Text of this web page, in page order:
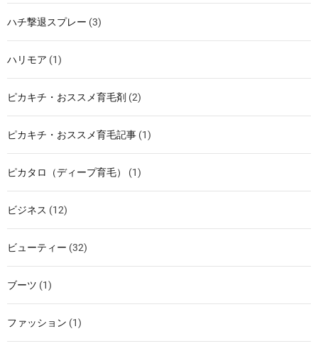
ハチ撃退スプレー (3)
ハリモア (1)
ピカキチ・おススメ育毛剤 (2)
ピカキチ・おススメ育毛記事 (1)
ピカタロ（ディープ育毛） (1)
ビジネス (12)
ビューティー (32)
ブーツ (1)
ファッション (1)